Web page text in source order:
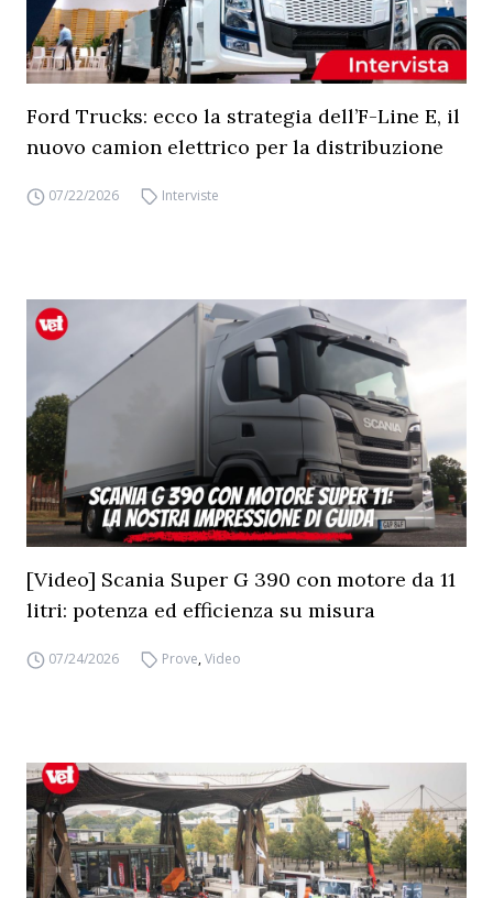
Ford Trucks: ecco la strategia dell’F-Line E, il
nuovo camion elettrico per la distribuzione
07/22/2026 Interviste
[Video] Scania Super G 390 con motore da 11
litri: potenza ed efficienza su misura
07/24/2026 Prove,Video